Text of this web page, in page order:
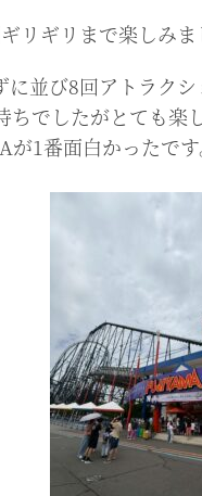
リギリまで楽しみ
に並び8回アトラク
ちでしたがとても楽
が1番面白かったで